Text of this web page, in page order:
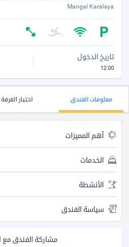
Mangal Karalaya
تاريخ الدخول
12:00
معلومات الفندق اختيار الغرفة
أهم المميزات
الخدمات
الأنشطة
سياسة الفندق
مشاركة الفندق مع